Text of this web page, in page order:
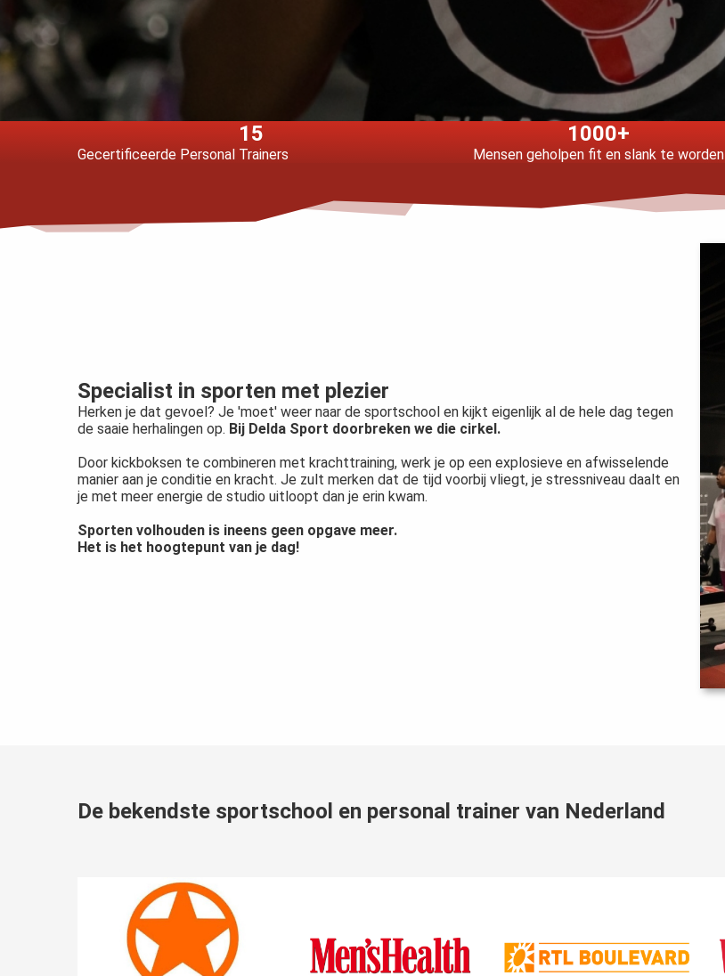
15
Gecertificeerde Personal Trainers
1000+
Mensen geholpen fit en slank te worden
Specialist in sporten met plezier
Herken je dat gevoel? Je 'moet' weer naar de sportschool en kijkt eigenlijk al de hele dag tegen
de saaie herhalingen op. Bij Delda Sport doorbreken we die cirkel.
Door kickboksen te combineren met krachttraining, werk je op een explosieve en afwisselende
manier aan je conditie en kracht. Je zult merken dat de tijd voorbij vliegt, je stressniveau daalt en
je met meer energie de studio uitloopt dan je erin kwam.
Sporten volhouden is ineens geen opgave meer.
Het is het hoogtepunt van je dag!
De bekendste sportschool en personal trainer van Nederland
opslaan